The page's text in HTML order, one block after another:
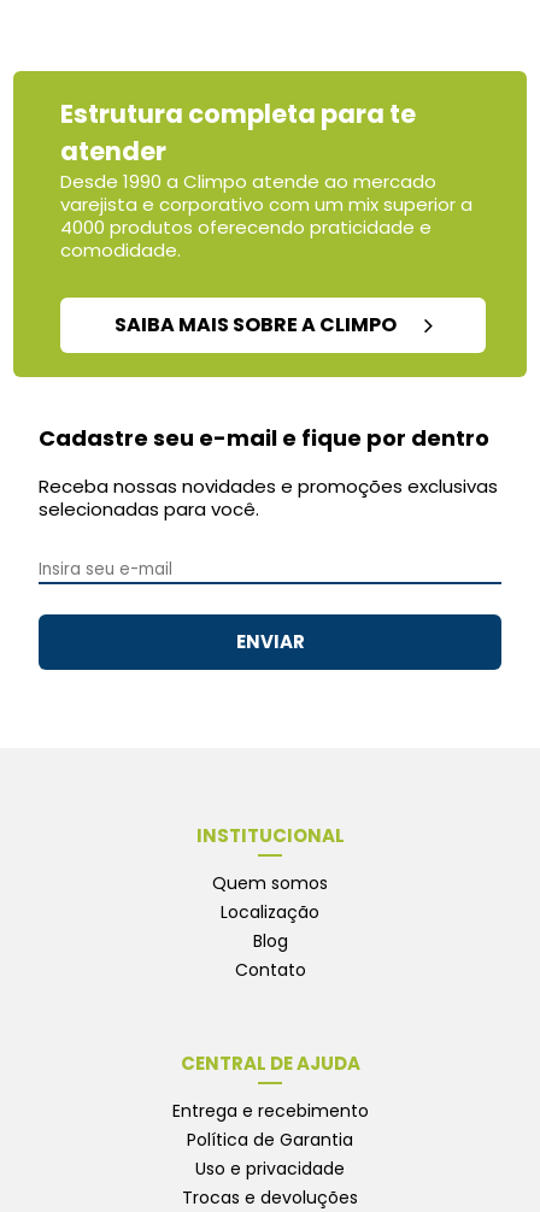
Estrutura completa para te
atender
Desde 1990 a Climpo atende ao mercado
varejista e corporativo com um mix superior a
4000 produtos oferecendo praticidade e
comodidade.
SAIBA MAIS SOBRE A CLIMPO
Cadastre seu e-mail e fique por dentro
Receba nossas novidades e promoções exclusivas
selecionadas para você.
ENVIAR
INSTITUCIONAL
Quem somos
Localização
Blog
Contato
CENTRAL DE AJUDA
Entrega e recebimento
Política de Garantia
Uso e privacidade
Trocas e devoluções